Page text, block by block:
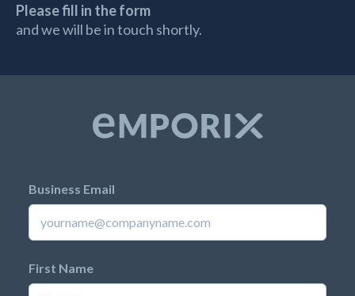
Please fill in the form
and we will be in touch shortly.
Business Email
First Name